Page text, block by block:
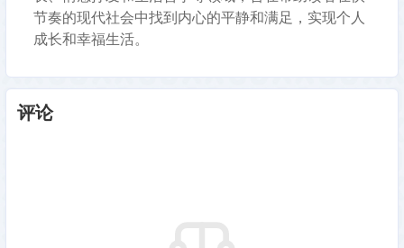
节奏的现代社会中找到内心的平静和满足，实现个人
成长和幸福生活。
评论